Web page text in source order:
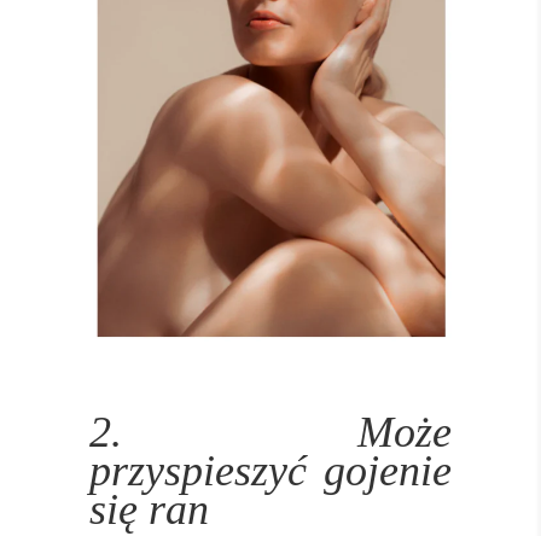
2. Może
przyspieszyć gojenie
się ran